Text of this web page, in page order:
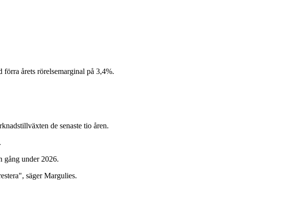
årets rörelsemarginal på 3,4%.
de senaste tio åren.
gång under 2026.
säger Margulies.